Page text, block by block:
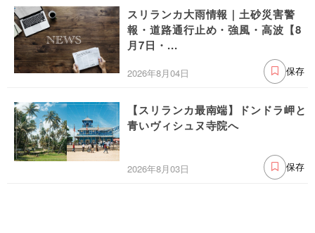
スリランカ大雨情報｜土砂災害警
報・道路通行止め・強風・高波【8
月7日・...
2026年8月04日 保存
【スリランカ最南端】ドンドラ岬と
青いヴィシュヌ寺院へ
2026年8月03日 保存